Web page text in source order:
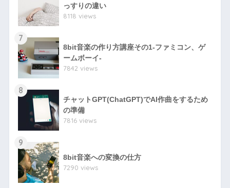
っすりの違い
8118 views
7
8bit音楽の作り方講座その1-ファミコン、ゲ
ームボーイ-
7842 views
8
チャットGPT(ChatGPT)でAI作曲をするため
の準備
7816 views
9
8bit音楽への変換の仕方
7290 views